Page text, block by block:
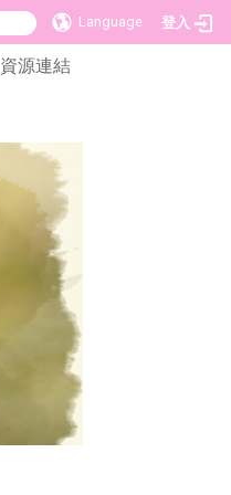
Language 登入
資源連結